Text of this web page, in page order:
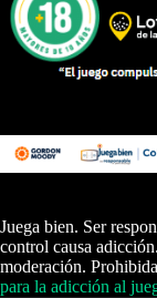
Juega bien. Ser
control causa
moderación.
para la adicción al